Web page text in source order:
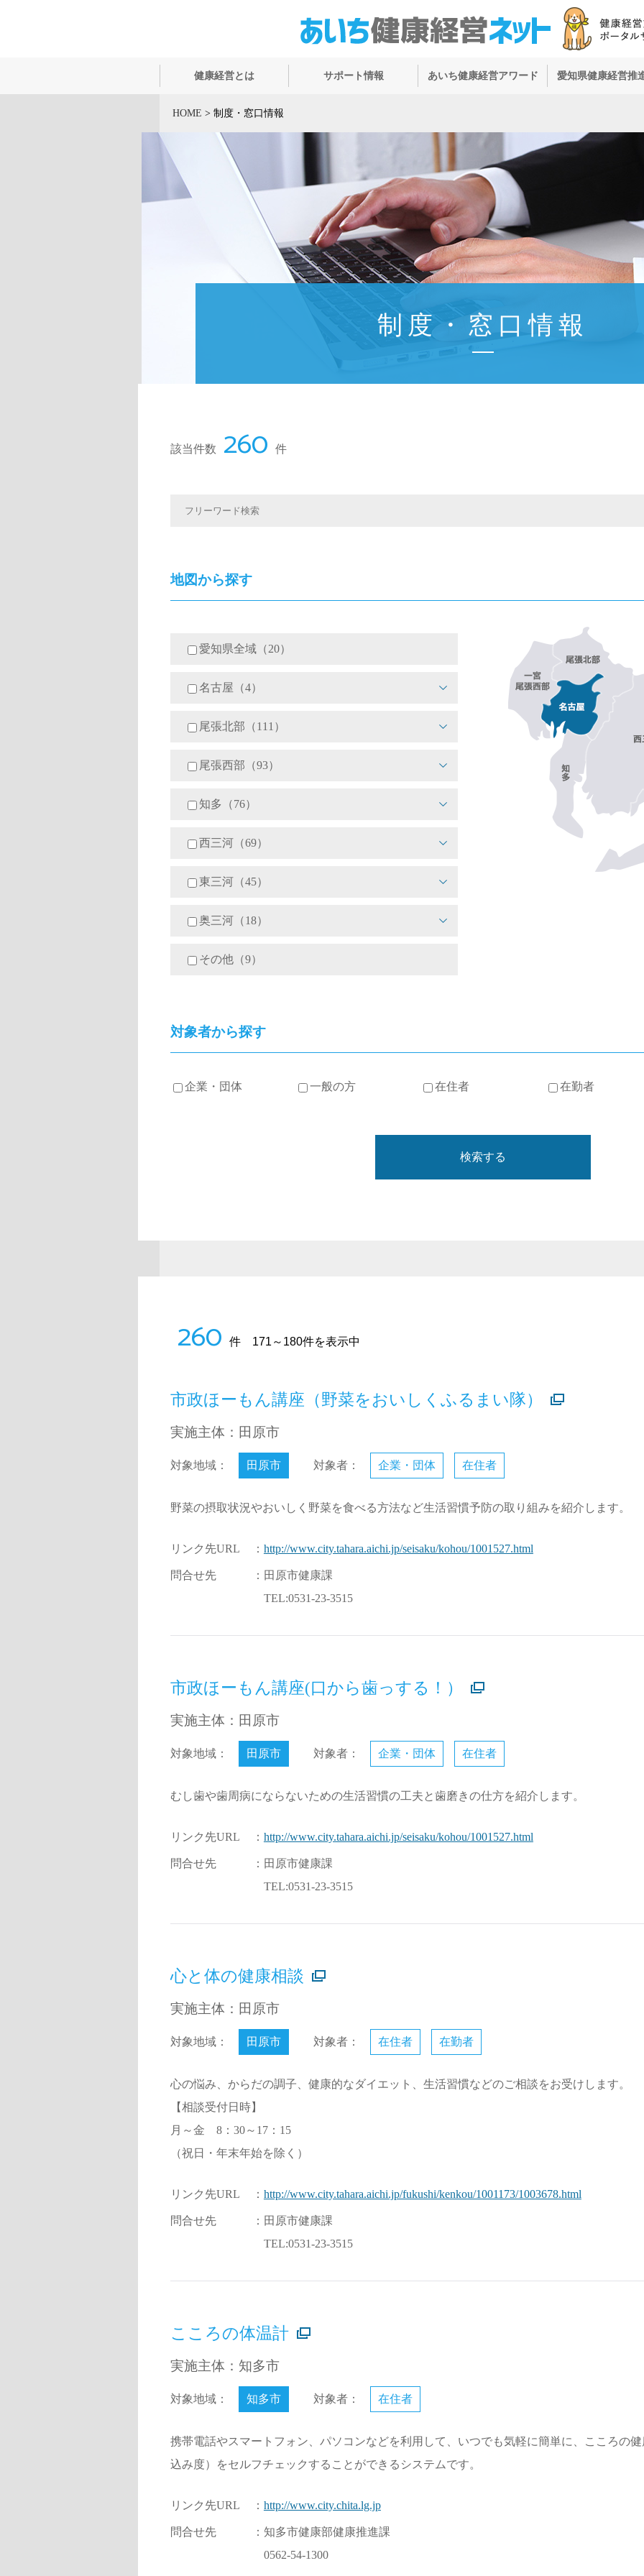
健康経営とは サポート情報 あいち健康経営アワード 愛知県健康経営推
HOME > 制度・窓口情報
制度・窓口情報
該当件数 260 件
地図から探す
愛知県全域（20）
名古屋（4）
尾張北部（111）
尾張西部（93）
知多（76）
西三河（69）
東三河（45）
奥三河（18）
その他（9）
対象者から探す
企業・団体 一般の方 在住者 在勤者
260 件 171～180件を表示中
市政ほーもん講座（野菜をおいしくふるまい隊）
実施主体：田原市
対象地域： 田原市 対象者： 企業・団体 在住者
野菜の摂取状況やおいしく野菜を食べる方法など生活習慣予防の取り組みを紹介します。
リンク先URL ： http://www.city.tahara.aichi.jp/seisaku/kohou/1001527.html
問合せ先 ： 田原市健康課
TEL:0531-23-3515
市政ほーもん講座(口から歯っする！）
実施主体：田原市
対象地域： 田原市 対象者： 企業・団体 在住者
むし歯や歯周病にならないための生活習慣の工夫と歯磨きの仕方を紹介します。
リンク先URL ： http://www.city.tahara.aichi.jp/seisaku/kohou/1001527.html
問合せ先 ： 田原市健康課
TEL:0531-23-3515
心と体の健康相談
実施主体：田原市
対象地域： 田原市 対象者： 在住者 在勤者
心の悩み、からだの調子、健康的なダイエット、生活習慣などのご相談をお受けします。
【相談受付日時】
月～金 8：30～17：15
（祝日・年末年始を除く）
リンク先URL ： http://www.city.tahara.aichi.jp/fukushi/kenkou/1001173/1003678.html
問合せ先 ： 田原市健康課
TEL:0531-23-3515
こころの体温計
実施主体：知多市
対象地域： 知多市 対象者： 在住者
携帯電話やスマートフォン、パソコンなどを利用して、いつでも気軽に簡単に、こころの
込み度）をセルフチェックすることができるシステムです。
リンク先URL ： http://www.city.chita.lg.jp
問合せ先 ： 知多市健康部健康推進課
0562-54-1300